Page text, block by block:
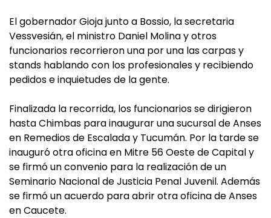
El gobernador Gioja junto a Bossio, la secretaria
Vessvesián, el ministro Daniel Molina y otros
funcionarios recorrieron una por una las carpas y
stands hablando con los profesionales y recibiendo
pedidos e inquietudes de la gente.
Finalizada la recorrida, los funcionarios se dirigieron
hasta Chimbas para inaugurar una sucursal de Anses
en Remedios de Escalada y Tucumán. Por la tarde se
inauguró otra oficina en Mitre 56 Oeste de Capital y
se firmó un convenio para la realización de un
Seminario Nacional de Justicia Penal Juvenil. Además
se firmó un acuerdo para abrir otra oficina de Anses
en Caucete.